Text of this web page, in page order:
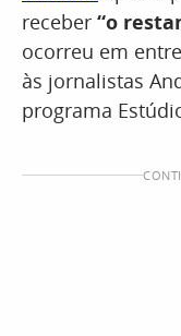
receber “o
ocorreu em
às jornalistas
programa